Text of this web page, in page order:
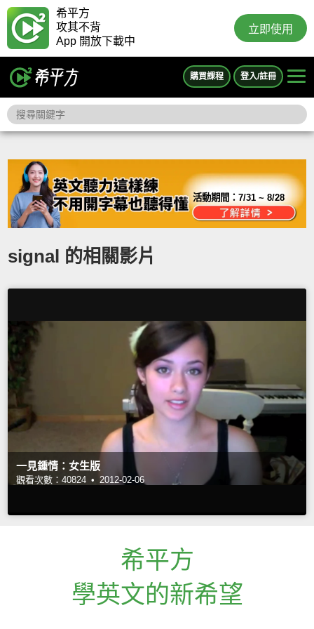
希平方
攻其不背
App 開放下載中
立即使用
購買課程 登入/註冊
活動期間：7/31 ~ 8/28
signal 的相關影片
一見鍾情：女生版
觀看次數：40824 • 2012-02-06
希平方
學英文的新希望